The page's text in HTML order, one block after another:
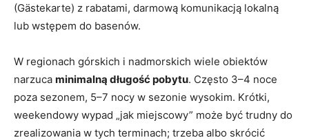
(Gästekarte) z rabatami, darmową komunikacją lokalną
lub wstępem do basenów.
W regionach górskich i nadmorskich wiele obiektów
narzuca minimalną długość pobytu. Często 3–4 noce
poza sezonem, 5–7 nocy w sezonie wysokim. Krótki,
weekendowy wypad „jak miejscowy” może być trudny do
zrealizowania w tych terminach; trzeba albo skrócić